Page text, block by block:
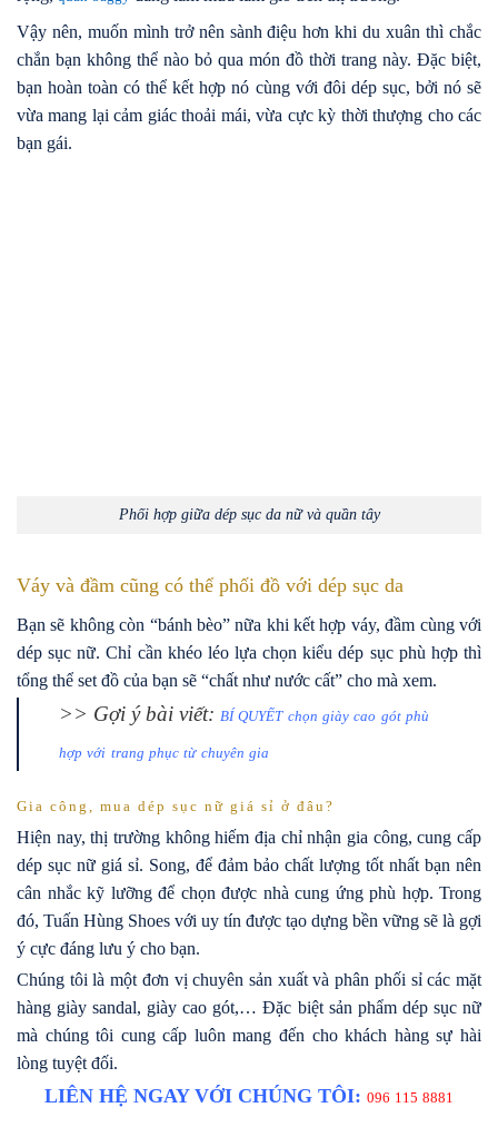
Vậy nên, muốn mình trở nên sành điệu hơn khi du xuân thì chắc
chắn bạn không thể nào bỏ qua món đồ thời trang này. Đặc biệt,
bạn hoàn toàn có thể kết hợp nó cùng với đôi dép sục, bởi nó sẽ
vừa mang lại cảm giác thoải mái, vừa cực kỳ thời thượng cho các
bạn gái.
Phối hợp giữa dép sục da nữ và quần tây
Váy và đầm cũng có thể phối đồ với dép sục da
Bạn sẽ không còn “bánh bèo” nữa khi kết hợp váy, đầm cùng với
dép sục nữ. Chỉ cần khéo léo lựa chọn kiểu dép sục phù hợp thì
tổng thể set đồ của bạn sẽ “chất như nước cất” cho mà xem.
>> Gợi ý bài viết: BÍ QUYẾT chọn giày cao gót phù
hợp với trang phục từ chuyên gia
Gia công, mua dép sục nữ giá sỉ ở đâu?
Hiện nay, thị trường không hiếm địa chỉ nhận gia công, cung cấp
dép sục nữ giá sỉ. Song, để đảm bảo chất lượng tốt nhất bạn nên
cân nhắc kỹ lưỡng để chọn được nhà cung ứng phù hợp. Trong
đó, Tuấn Hùng Shoes với uy tín được tạo dựng bền vững sẽ là gợi
ý cực đáng lưu ý cho bạn.
Chúng tôi là một đơn vị chuyên sản xuất và phân phối sỉ các mặt
hàng giày sandal, giày cao gót,… Đặc biệt sản phẩm dép sục nữ
mà chúng tôi cung cấp luôn mang đến cho khách hàng sự hài
lòng tuyệt đối.
LIÊN HỆ NGAY VỚI CHÚNG TÔI: 096 115 8881